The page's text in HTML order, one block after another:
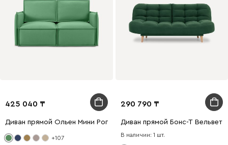
425 040
Диван прямой Ольен Мини Рогожка Зеленый
+107
290 790
Диван прямой Бонс-Т Вельвет
В наличии: 1 шт.